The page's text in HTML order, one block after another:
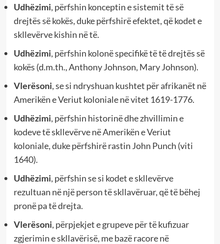
Udhëzimi, përfshin konceptin e sistemit të së
drejtës së kokës, duke përfshirë efektet, që kodet e
skllevërve kishin në të.
Udhëzimi, përfshin kolonë specifikë të të drejtës së
kokës (d.m.th., Anthony Johnson, Mary Johnson).
Vlerësoni, se si ndryshuan kushtet për afrikanët në
Amerikën e Veriut koloniale në vitet 1619-1776.
Udhëzimi, përfshin historinë dhe zhvillimin e
kodeve të skllevërve në Amerikën e Veriut
koloniale, duke përfshirë rastin John Punch (viti
1640).
Udhëzimi, përfshin se si kodet e skllevërve
rezultuan në një person të skllavëruar, që të bëhej
pronë pa të drejta.
Vlerësoni, përpjekjet e grupeve për të kufizuar
zgjerimin e skllavërisë, me bazë racore në